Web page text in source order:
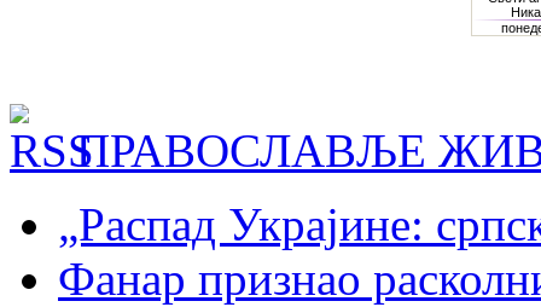
ПРАВОСЛАВЉЕ
„Распад Украјине:
Фанар признао